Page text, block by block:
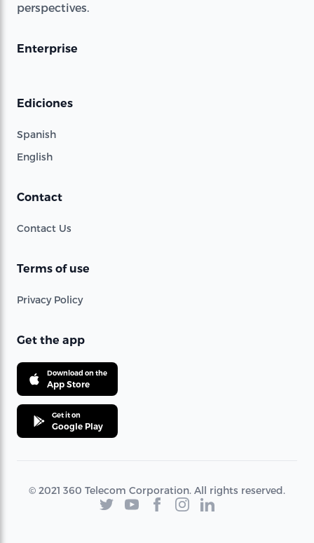
perspectives.
Enterprise
Ediciones
Spanish
English
Contact
Contact Us
Terms of use
Privacy Policy
Get the app
Download on the
App Store
Get it on
Google Play
© 2021 360 Telecom Corporation. All rights reserved.